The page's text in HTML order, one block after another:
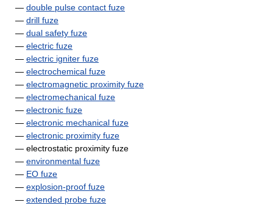
— double pulse contact fuze
— drill fuze
— dual safety fuze
— electric fuze
— electric igniter fuze
— electrochemical fuze
— electromagnetic proximity fuze
— electromechanical fuze
— electronic fuze
— electronic mechanical fuze
— electronic proximity fuze
— electrostatic proximity fuze
— environmental fuze
— EO fuze
— explosion-proof fuze
— extended probe fuze